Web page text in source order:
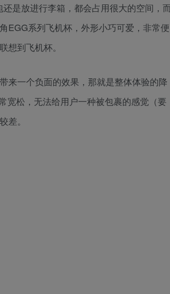
是放进行李箱，都会占用很大的空间，
EGG系列飞机杯，外形小巧可爱，非常便
到飞机杯。
来一个负面的效果，那就是整体体验的降
宽松，无法给用户一种被包裹的感觉（要
。